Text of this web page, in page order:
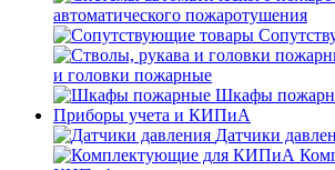
автоматического пожаротушения
и головки пожарные
Шкафы
Приборы учета и КИПиА
Датчики